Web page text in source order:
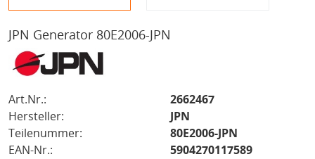
JPN Generator 80E2006-JPN
Art.Nr.:
2662467
Hersteller:
JPN
Teilenummer:
80E2006-JPN
EAN-Nr.:
5904270117589